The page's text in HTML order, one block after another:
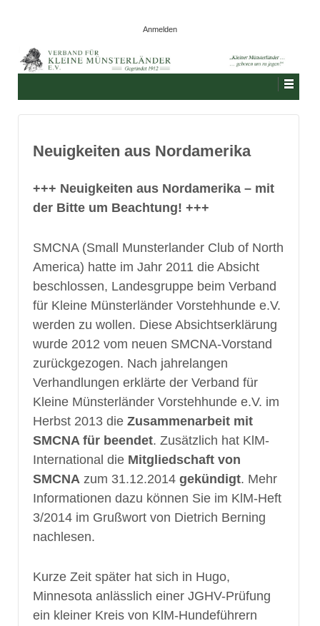
Anmelden
Neuigkeiten aus Nordamerika
+++ Neuigkeiten aus Nordamerika – mit
der Bitte um Beachtung! +++
SMCNA (Small Munsterlander Club of North
America) hatte im Jahr 2011 die Absicht
beschlossen, Landesgruppe beim Verband
für Kleine Münsterländer Vorstehhunde e.V.
werden zu wollen. Diese Absichtserklärung
wurde 2012 vom neuen SMCNA-Vorstand
zurückgezogen. Nach jahrelangen
Verhandlungen erklärte der Verband für
Kleine Münsterländer Vorstehhunde e.V. im
Herbst 2013 die Zusammenarbeit mit
SMCNA für beendet. Zusätzlich hat KlM-
International die Mitgliedschaft von
SMCNA zum 31.12.2014 gekündigt. Mehr
Informationen dazu können Sie im KlM-Heft
3/2014 im Grußwort von Dietrich Berning
nachlesen.
Kurze Zeit später hat sich in Hugo,
Minnesota anlässlich einer JGHV-Prüfung
ein kleiner Kreis von KlM-Hundeführern